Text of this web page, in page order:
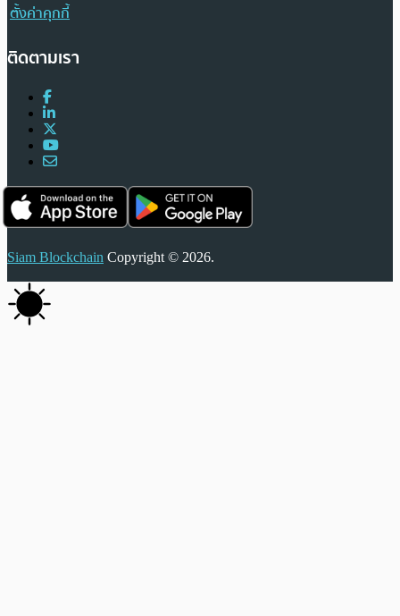
ตั้งค่าคุกกี้
ติดตามเรา
Siam Blockchain Copyright © 2026.